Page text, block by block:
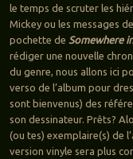
le temps de scruter les
Mickey ou les messages
pochette de Somewhere
rédiger une nouvelle
du genre, nous allons ici
verso de l’album pour
sont bienvenus) des
son dessinateur. Prêts?
(ou tes) exemplaire(s) de
version vinyle sera plus